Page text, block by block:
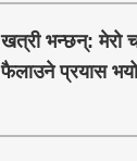
खत्री भन्छन्: मेरो
फैलाउने प्रयास